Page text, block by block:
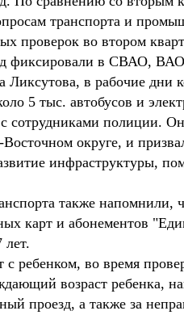
транспорта и
проверок во втором
фиксировали в СВАО,
в рабочие дни
5 тыс. автобусов и
сотрудниками полиции.
округе, и
инфраструктуры,
также напомнили,
карт и абонементов
лет.
с ребенком, во время
возраст ребенка,
проезд, а также за